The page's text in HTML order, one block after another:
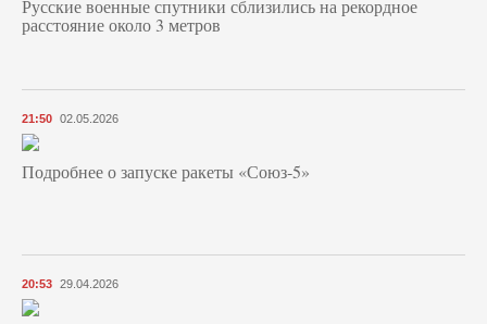
Русские военные спутники сблизились на рекордное
расстояние около 3 метров
21:50 02.05.2026
Подробнее о запуске ракеты «Союз‑5»
20:53 29.04.2026